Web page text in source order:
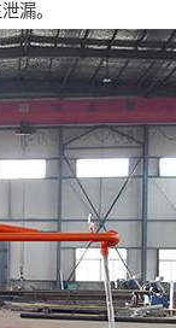
漏。